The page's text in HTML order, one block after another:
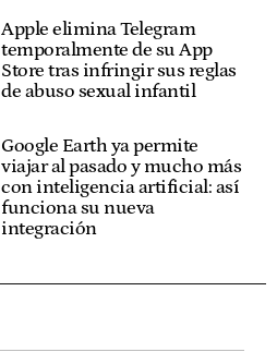
Apple elimina Telegram
temporalmente de su App
Store tras infringir sus reglas
de abuso sexual infantil
Google Earth ya permite
viajar al pasado y mucho más
con inteligencia artificial: así
funciona su nueva
integración